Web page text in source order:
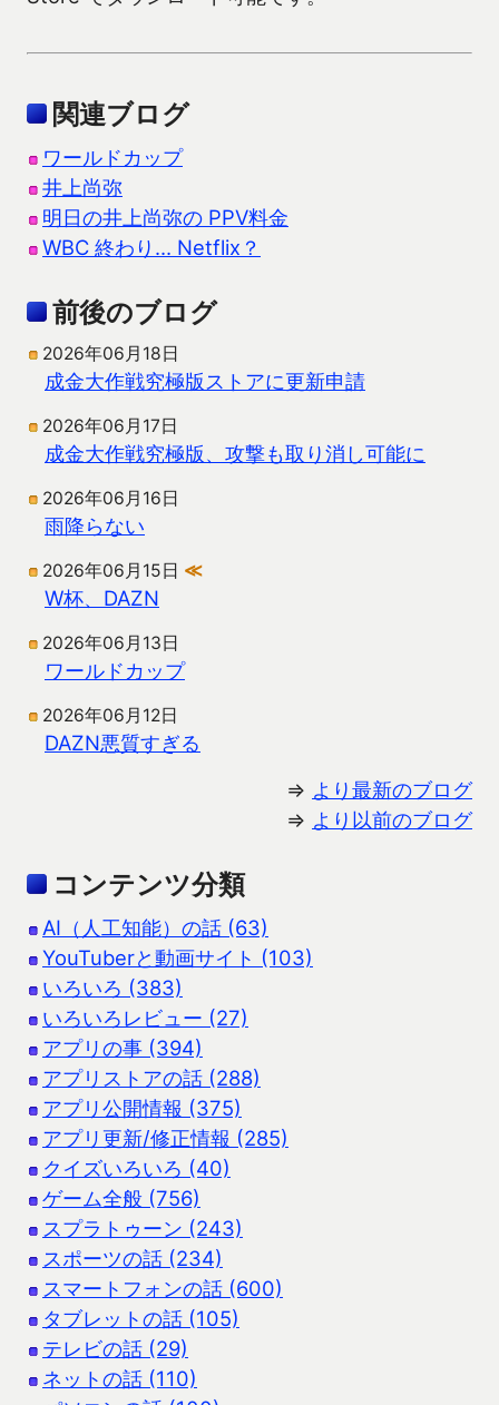
関連ブログ
ワールドカップ
井上尚弥
明日の井上尚弥の PPV料金
WBC 終わり… Netflix？
前後のブログ
2026年06月18日
成金大作戦究極版ストアに更新申請
2026年06月17日
成金大作戦究極版、攻撃も取り消し可能に
2026年06月16日
雨降らない
2026年06月15日 ≪
W杯、DAZN
2026年06月13日
ワールドカップ
2026年06月12日
DAZN悪質すぎる
⇒ より最新のブログ
⇒ より以前のブログ
コンテンツ分類
AI（人工知能）の話 (63)
YouTuberと動画サイト (103)
いろいろ (383)
いろいろレビュー (27)
アプリの事 (394)
アプリストアの話 (288)
アプリ公開情報 (375)
アプリ更新/修正情報 (285)
クイズいろいろ (40)
ゲーム全般 (756)
スプラトゥーン (243)
スポーツの話 (234)
スマートフォンの話 (600)
タブレットの話 (105)
テレビの話 (29)
ネットの話 (110)